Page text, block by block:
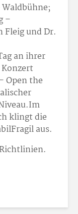
Waldbühne;
–
und Dr.
an ihrer
Open the
klingt die
aus.